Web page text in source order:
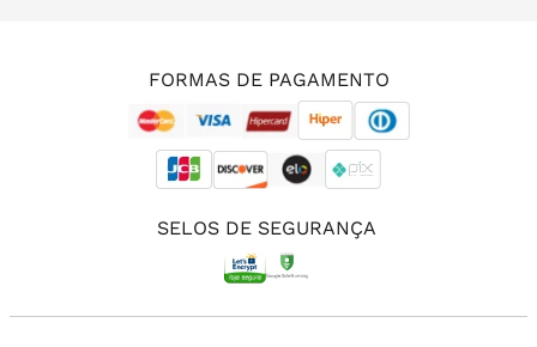
FORMAS DE PAGAMENTO
SELOS DE SEGURANÇA